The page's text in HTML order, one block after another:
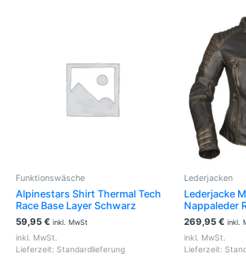
Funktionswäsche
Alpinestars Shirt Thermal Tech
Race Base Layer Schwarz
59,95 € inkl. MwSt
inkl. MwSt.
Lieferzeit: Standardlieferung
Produktseite
gewählt
Lederjacken
Lederjacke
Nappaleder
269,95 € inkl.
inkl. MwSt.
Lieferzeit: